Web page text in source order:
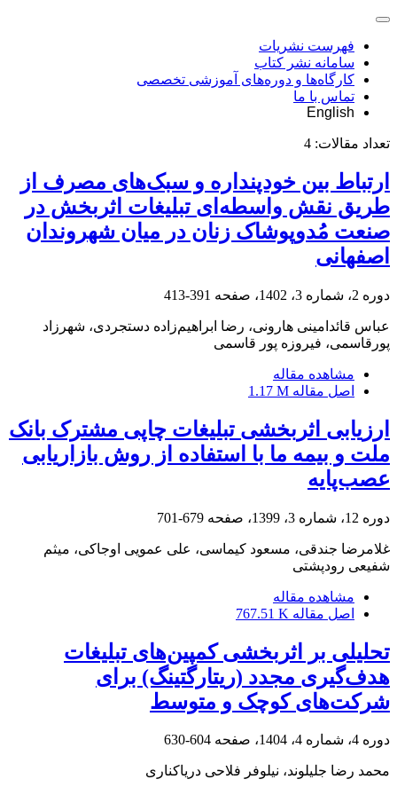
فهرست نشریات
سامانه نشر کتاب
کارگاه‌ها و دوره‌های آموزشی تخصصی
تماس با ما
English
تعداد مقالات: 4
ارتباط بین خودپنداره و سبک‌های مصرف از
طریق نقش واسطه‌ای تبلیغات اثربخش در
صنعت مُدوپوشاک زنان در میان شهروندان
اصفهانی
دوره 2، شماره 3، 1402، صفحه 391-413
عباس قائدامینی هارونی، رضا ابراهیم‌زاده دستجردی، شهرزاد
پورقاسمی، فیروزه پور قاسمی
مشاهده مقاله
اصل مقاله 1.17 M
ارزیابی اثربخشی تبلیغات چاپی مشترک بانک
ملت و بیمه ما با استفاده از روش بازاریابی
عصب‌پایه
دوره 12، شماره 3، 1399، صفحه 679-701
غلامرضا جندقی، مسعود کیماسی، علی عمویی اوجاکی، میثم
شفیعی رودپشتی
مشاهده مقاله
اصل مقاله 767.51 K
تحلیلی بر اثربخشی کمپین‌های تبلیغات
هدف‌گیری مجدد (ریتارگتینگ) برای
شرکت‌های کوچک و متوسط
دوره 4، شماره 4، 1404، صفحه 604-630
محمد رضا جلیلوند، نیلوفر فلاحی دریاکناری